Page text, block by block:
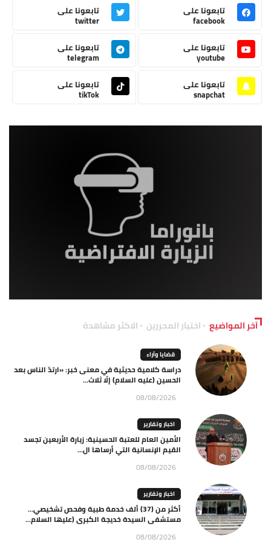
تابعونا على
facebook
تابعونا على
twitter
تابعونا على
youtube
تابعونا على
telegram
تابعونا على
snapchat
تابعونا على
tikTok
آخر المواضيع اختيار المحررين الاكثر مشاهدة
قضايا وآراء
دراسة كلامية حديثية في معنى خبر: «ارتدّ الناس بعد
الحسين (عليه السلام) إلّا ثلاث...
08/08/2026
اخبار وتقارير
الأمين العام للعتبة الحسينية: زيارة الأربعين تجسد
القيم الإنسانية التي أرساها ال...
08/08/2026
اخبار وتقارير
أكثر من (37) ألف خدمة طبية وفحص تشخيصي…
مستشفى السيدة خديجة الكبرى (عليها السلام...
08/08/2026